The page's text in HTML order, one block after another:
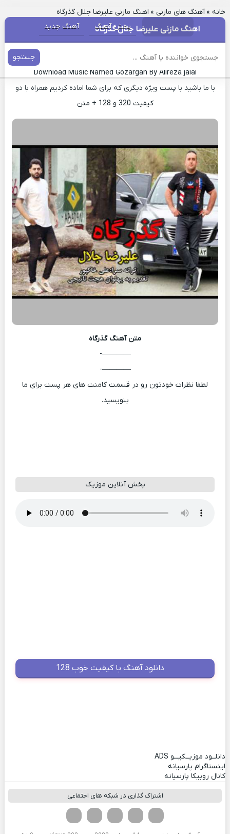
پخش آهنگ آهنگ جدید
جستجو
خانه»آهنگ های مازنی» اهنگ مازنی علیرضا جلال گذرگاه
اهنگ مازنی علیرضا جلال گذرگاه
دانلود آهنگ مازندرانی گذرگاه علیرضا جلال
Download Music Named Gozargah By Alireza jalal
با ما باشید با پست ویژه دیگری که برای شما اماده کردیم همراه با دو
کیفیت 320 و 128 + متن
متن آهنگ گذرگاه
————-
————-
لطفا نظرات خودتون رو در قسمت کامنت های هر پست برای ما
بنویسید.
پخش آنلاین موزیک
دانلود آهنگ با کیفیت خوب 128
دانلــود موزیــکیـــو ADS
اینستاگرام پارسیانه
کانال روبیکا پارسیانه
اشتراک گذاری در شبکه های اجتماعی
لینکدین تویتر
فیسوک